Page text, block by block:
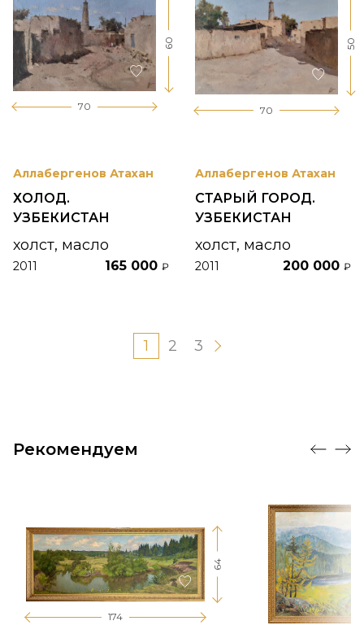
70
60
Аллабергенов Атахан
ХОЛОД.
УЗБЕКИСТАН
холст, масло
2011 165 000 ₽
70
50
Аллабергенов Атахан
СТАРЫЙ ГОРОД.
УЗБЕКИСТАН
холст, масло
2011 200 000 ₽
1 2 3
Рекомендуем
174
64